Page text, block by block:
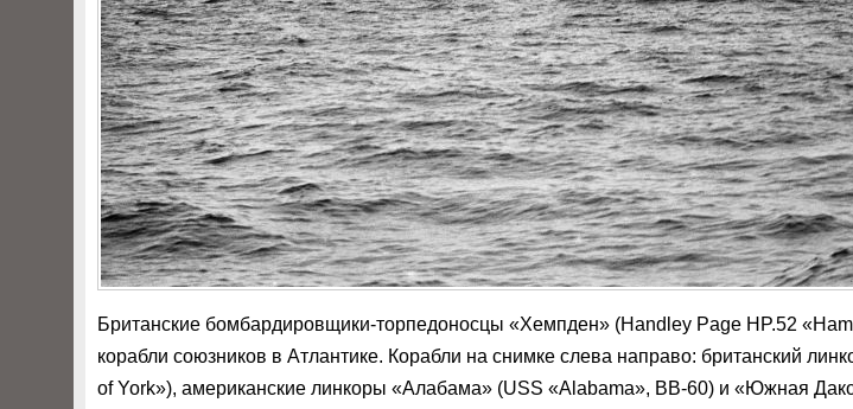
Британские бомбардировщики-торпедоносцы «Хемпден» (Handley Page HP.52
корабли союзников в Атлантике. Корабли на снимке слева направо: британский
of York»), американские линкоры «Алабама» (USS «Alabama», BB-60) и «Южная